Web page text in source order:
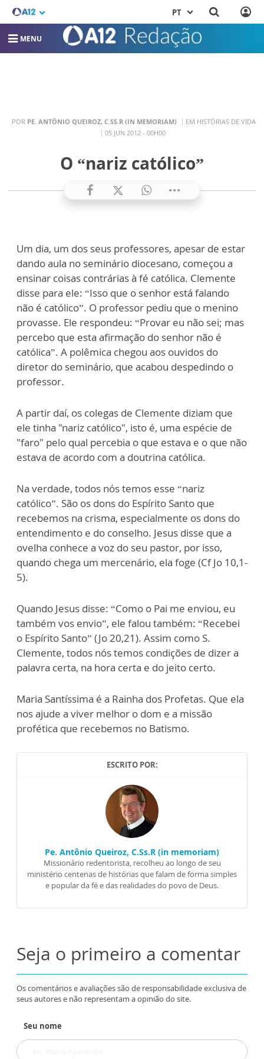
PT
MENU
POR PE. ANTÔNIO QUEIROZ, C.SS.R (IN MEMORIAM)
EM HISTÓRIAS DE VIDA
05 JUN 2012 - 00H00
O “nariz católico”
Um dia, um dos seus professores, apesar de estar
dando aula no seminário diocesano, começou a
ensinar coisas contrárias à fé católica. Clemente
disse para ele: “Isso que o senhor está falando
não é católico”. O professor pediu que o menino
provasse. Ele respondeu: “Provar eu não sei; mas
percebo que esta afirmação do senhor não é
católica”. A polêmica chegou aos ouvidos do
diretor do seminário, que acabou despedindo o
professor.
A partir daí, os colegas de Clemente diziam que
ele tinha "nariz católico", isto é, uma espécie de
"faro" pelo qual percebia o que estava e o que não
estava de acordo com a doutrina católica.
Na verdade, todos nós temos esse “nariz
católico”. São os dons do Espírito Santo que
recebemos na crisma, especialmente os dons do
entendimento e do conselho. Jesus disse que a
ovelha conhece a voz do seu pastor, por isso,
quando chega um mercenário, ela foge (Cf Jo 10,1-
5).
Quando Jesus disse: “Como o Pai me enviou, eu
também vos envio”, ele falou também: “Recebei
o Espírito Santo” (Jo 20,21). Assim como S.
Clemente, todos nós temos condições de dizer a
palavra certa, na hora certa e do jeito certo.
Maria Santíssima é a Rainha dos Profetas. Que ela
nos ajude a viver melhor o dom e a missão
profética que recebemos no Batismo.
ESCRITO POR:
Pe. Antônio Queiroz, C.Ss.R (in memoriam)
Missionário redentorista, recolheu ao longo de seu
ministério centenas de histórias que falam de forma simples
e popular da fé e das realidades do povo de Deus.
Seja o primeiro a comentar
Os comentários e avaliações são de responsabilidade exclusiva de
seus autores e não representam a opinião do site.
Seu nome